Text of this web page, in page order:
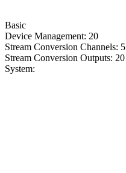
Basic
Device Management: 20
Stream Conversion Channels: 5
Stream Conversion Outputs: 20
System: